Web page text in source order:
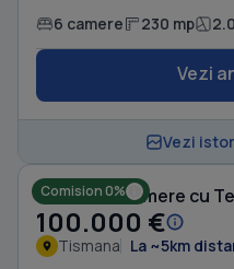
6 camere 230 mp
Vezi
Vezi
Comision 0%
Casă cu 6 camere cu
100.000 €
Tismana La ~5km